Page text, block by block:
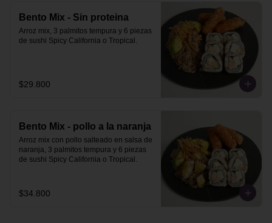
Bento Mix - Sin proteina
Arroz mix, 3 palmitos tempura y 6 piezas
de sushi Spicy California o Tropical.
$29.800
Bento Mix - pollo a la naranja
Arroz mix con pollo salteado en salsa de
naranja, 3 palmitos tempura y 6 piezas
de sushi Spicy California o Tropical.
$34.800